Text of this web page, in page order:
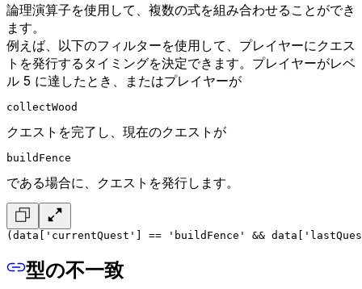
論理演算子を使用して、複数の式を組み合わせることができ
ます。
例えば、以下のフィルターを使用して、プレイヤーにクエス
トを発行するタイミングを決定できます。プレイヤーがレベ
ル 5 に達したとき、またはプレイヤーが
collectWood
クエストを完了し、現在のクエストが
buildFence
である場合に、クエストを発行します。
(data['currentQuest'] == 'buildFence' &&
型の不一致